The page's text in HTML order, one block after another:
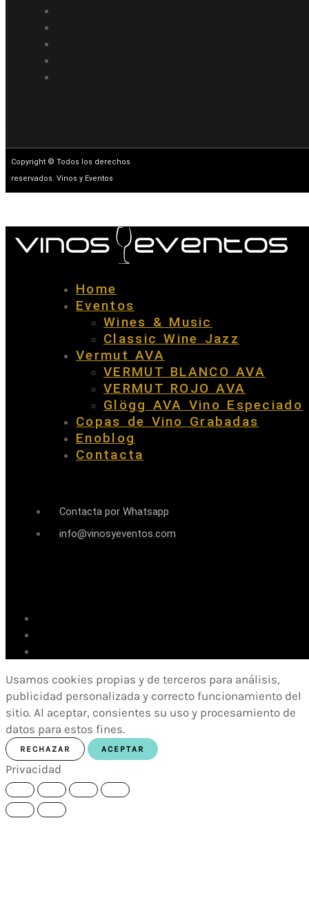
Copyright © Todos los derechos
reservados. Vinos y Eventos
Home
Eventos
Wines & Music
Classic Wine Jazz
Vermut AVA
VERMUT BLANCO AVA
VERMUT ROJO AVA
Glögg AVA Vino Especiado
Copas de Vino Grabadas
Enoblog
Contacta
Contacta por Whatsapp
info@vinosyeventos.com
Usamos cookies propias y de terceros para análisis,
publicidad personalizada y correcto funcionamiento del
sitio. Al aceptar, consientes su uso y procesamiento de
datos para estos fines.
RECHAZAR ACEPTAR
Privacidad